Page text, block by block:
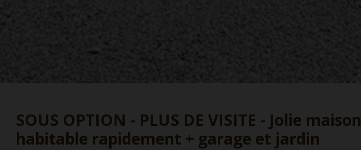
SOUS OPTION - PLUS DE VISITE - Jolie maison
habitable rapidement + garage et jardin